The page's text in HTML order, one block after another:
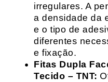
irregulares. A
a densidade da
e o tipo de
diferentes
e fixação.
Fitas Dupla
Tecido – TNT: